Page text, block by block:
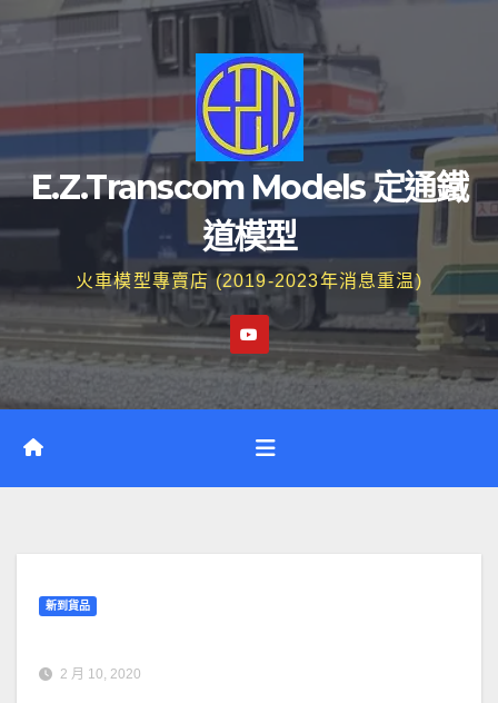
E.Z.Transcom Models 定通鐵
道模型
火車模型專賣店 (2019-2023年消息重温)
新到貨品
2 月 10, 2020